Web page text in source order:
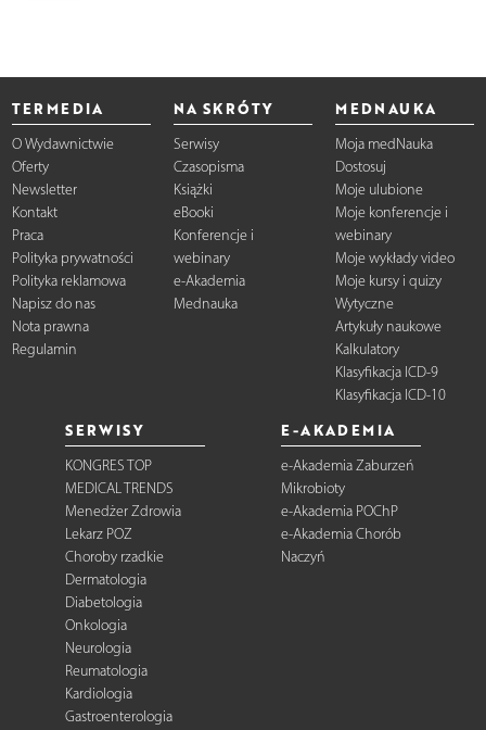
TERMEDIA
O Wydawnictwie
Oferty
Newsletter
Kontakt
Praca
Polityka prywatności
Polityka reklamowa
Napisz do nas
Nota prawna
Regulamin
NA SKRÓTY
Serwisy
Czasopisma
Książki
eBooki
Konferencje i
webinary
e-Akademia
Mednauka
MEDNAUKA
Moja medNauka
Dostosuj
Moje ulubione
Moje konferencje i
webinary
Moje wykłady video
Moje kursy i quizy
Wytyczne
Artykuły naukowe
Kalkulatory
Klasyfikacja ICD-9
Klasyfikacja ICD-10
SERWISY
KONGRES TOP
MEDICAL TRENDS
Menedżer Zdrowia
Lekarz POZ
Choroby rzadkie
Dermatologia
Diabetologia
Onkologia
Neurologia
Reumatologia
Kardiologia
Gastroenterologia
E-AKADEMIA
e-Akademia Zaburzeń
Mikrobioty
e-Akademia POChP
e-Akademia Chorób
Naczyń